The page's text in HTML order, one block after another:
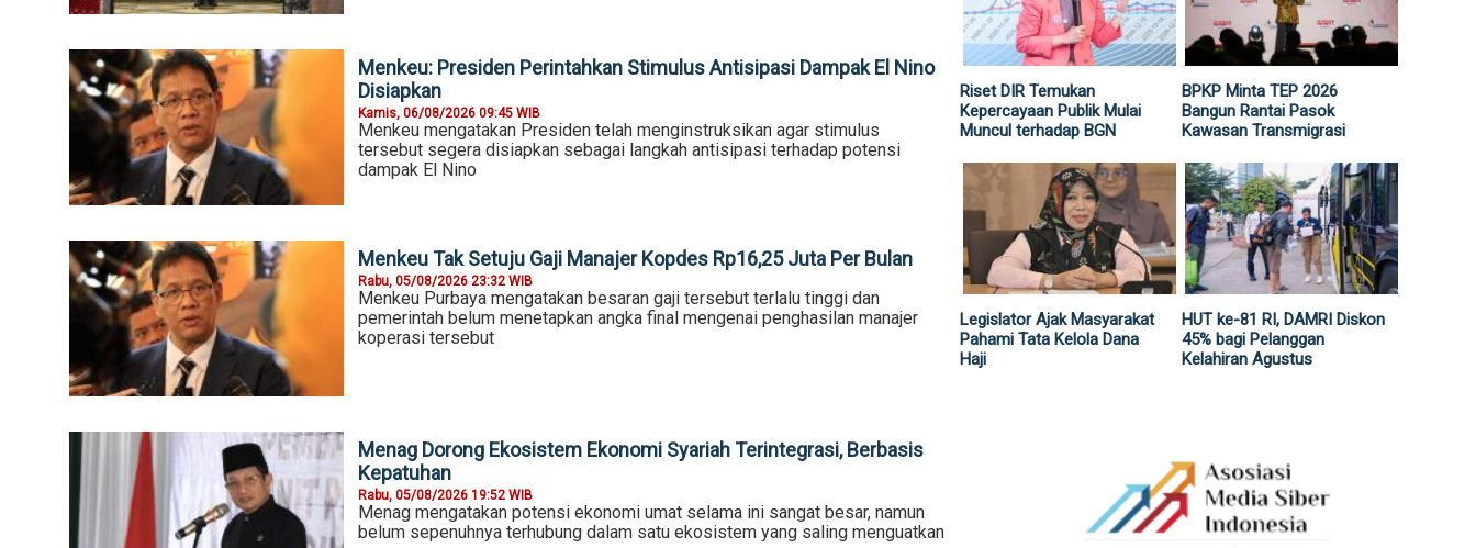
Menkeu: Presiden Perintahkan Stimulus Antisipasi Dampak El Nino
Disiapkan
Kamis, 06/08/2026 09:45 WIB
Menkeu mengatakan Presiden telah menginstruksikan agar stimulus
tersebut segera disiapkan sebagai langkah antisipasi terhadap potensi
dampak El Nino
Menkeu Tak Setuju Gaji Manajer Kopdes Rp16,25 Juta Per Bulan
Rabu, 05/08/2026 23:32 WIB
Menkeu Purbaya mengatakan besaran gaji tersebut terlalu tinggi dan
pemerintah belum menetapkan angka final mengenai penghasilan manajer
koperasi tersebut
Menag Dorong Ekosistem Ekonomi Syariah Terintegrasi, Berbasis
Kepatuhan
Rabu, 05/08/2026 19:52 WIB
Menag mengatakan potensi ekonomi umat selama ini sangat besar, namun
belum sepenuhnya terhubung dalam satu ekosistem yang saling menguatkan
Riset DIR Temukan
Kepercayaan Publik Mulai
Muncul terhadap BGN
BPKP Minta TEP 2026
Bangun Rantai Pasok
Kawasan Transmigrasi
Legislator Ajak Masyarakat
Pahami Tata Kelola Dana
Haji
HUT ke-81 RI, DAMRI Diskon
45% bagi Pelanggan
Kelahiran Agustus